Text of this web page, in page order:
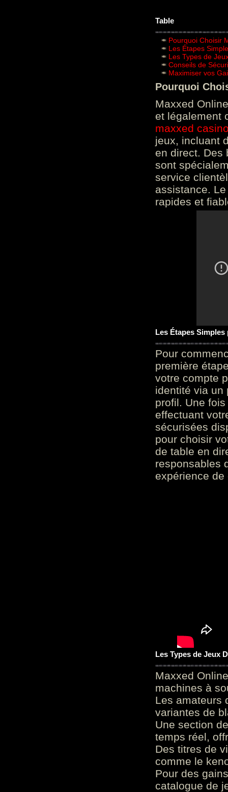
Table
Pourquoi Choisir
Les Étapes
Les Types de
Conseils de
Maximiser vos
Pourquoi
Maxxed
et légalement
maxxed
jeux, incluant
en direct. Des
sont
service
assistance.
rapides et
Les Étapes
Pour
première
votre compte
identité via un
profil. Une
effectuant
sécurisées
pour choisir
de table en
responsables
expérience
Les Types de Jeux
Maxxed
machines à
Les amateurs
variantes de
Une section
temps réel,
Des titres de
comme le
Pour des
catalogue de